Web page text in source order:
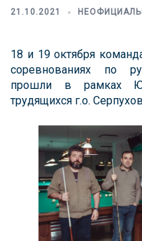
21.10.2021
18 и 19 октября
соревнованиях по
прошли в рамках
трудящихся г.о.